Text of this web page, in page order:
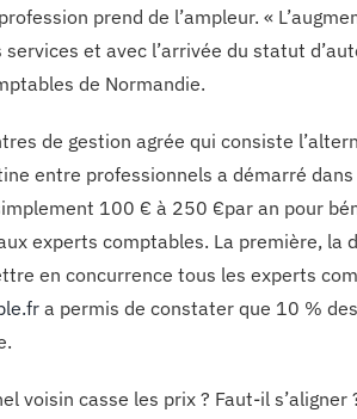
prend de l’ampleur. «
et avec l’arrivée du statut
de Normandie.
de gestion agrée qui consiste
entre professionnels a démarré
100 € à 250 €par an pour
experts comptables. La première,
en concurrence tous les experts
a permis de constater que 10 %
voisin casse les prix ? Faut-il